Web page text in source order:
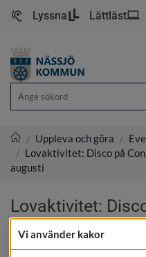
Lyssna Lättläst
Nässjö kommun
/ Uppleva och göra /
/ Lovaktivitet: Disco på
augusti
Lovaktivitet:
mellanstadiet,
Vi använder kakor